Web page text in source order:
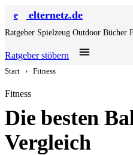
e elternetz.de
Ratgeber Spielzeug Outdoor Bücher
Ratgeber stöbern
Start › Fitness
Fitness
Die besten
Vergleich